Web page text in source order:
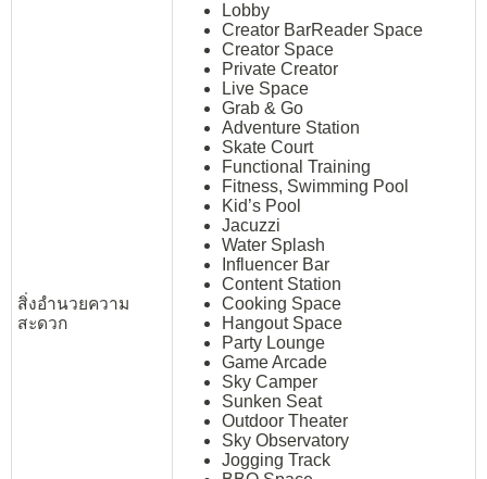
สิ่งอำนวยความ
สะดวก
Lobby
Creator BarReader Space
Creator Space
Private Creator
Live Space
Grab & Go
Adventure Station
Skate Court
Functional Training
Fitness, Swimming Pool
Kid’s Pool
Jacuzzi
Water Splash
Influencer Bar
Content Station
Cooking Space
Hangout Space
Party Lounge
Game Arcade
Sky Camper
Sunken Seat
Outdoor Theater
Sky Observatory
Jogging Track